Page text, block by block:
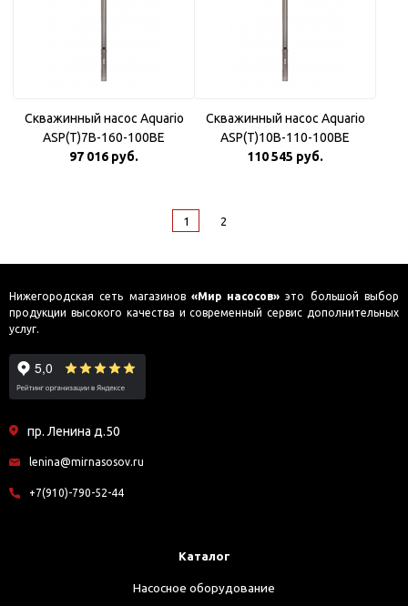
Скважинный насос Aquario
ASP(T)7B-160-100BE
97 016 руб.
Скважинный насос Aquario
ASP(T)10B-110-100BE
110 545 руб.
1 2
Нижегородская сеть магазинов «Мир насосов» это большой выбор
продукции высокого качества и современный сервис дополнительных
услуг.
пр. Ленина д.50
lenina@mirnasosov.ru
+7(910)-790-52-44
Каталог
Насосное оборудование